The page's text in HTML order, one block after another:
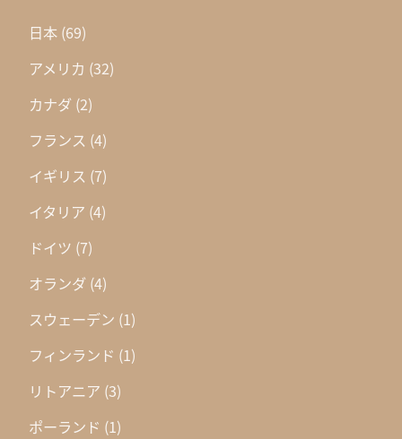
日本 (69)
アメリカ (32)
カナダ (2)
フランス (4)
イギリス (7)
イタリア (4)
ドイツ (7)
オランダ (4)
スウェーデン (1)
フィンランド (1)
リトアニア (3)
ポーランド (1)